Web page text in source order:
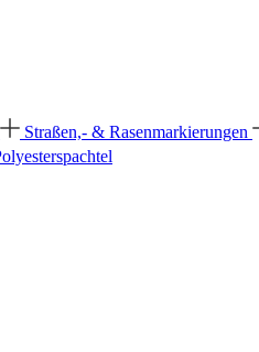
Straßen,- & Rasenmarkierungen